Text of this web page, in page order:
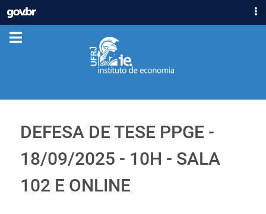
GOVBR
ACESSO À INFORMAÇÃO
Ministério da Justiça e Segurança Pública
Ministério das Relações Exteriores
Ministério da Economia
Ministério da Infraestrutura
DEFESA DE TESE PPGE -
18/09/2025 - 10H - SALA
102 E ONLINE